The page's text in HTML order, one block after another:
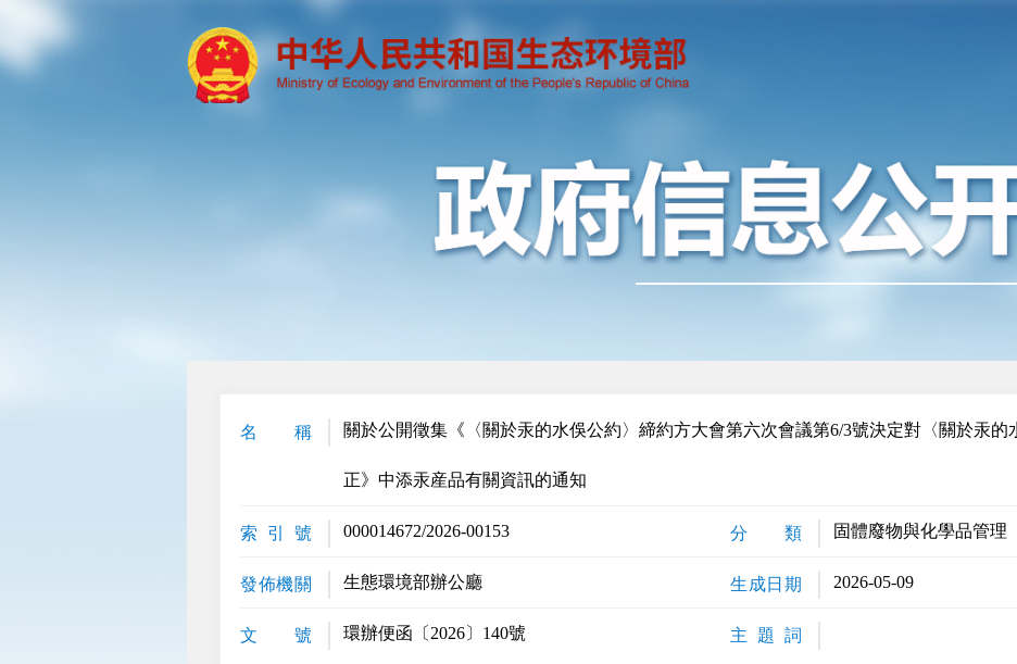
名 稱 關於公開徵集《〈關於汞的水俁公約〉締約方大會第六次會議第6/3號決定對〈關於汞的
正》中添汞産品有關資訊的通知
索 引 號 000014672/2026-00153 分 類 固體廢物與化學品管理
發佈機關 生態環境部辦公廳 生成日期 2026-05-09
文 號 環辦便函〔2026〕140號 主 題 詞